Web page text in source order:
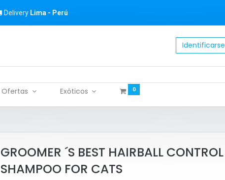
Delivery Lima - Perú
Identificarse
Ofertas Exóticos 0
GROOMER ´S BEST HAIRBALL CONTROL
SHAMPOO FOR CATS